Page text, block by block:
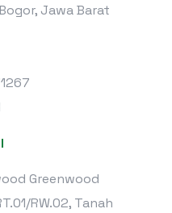
Jawa Barat
Greenwood
RW.02, Tanah